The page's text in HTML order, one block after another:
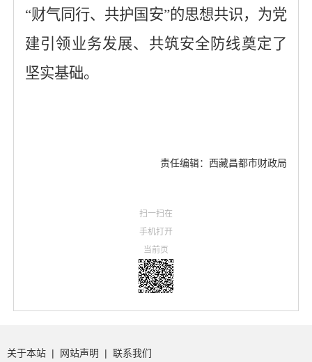
“财气同行、共护国安”的思想共识，为党
建引领业务发展、共筑安全防线奠定了
坚实基础。
责任编辑：西藏昌都市财政局
扫一扫在
手机打开
当前页
关于本站 | 网站声明 | 联系我们